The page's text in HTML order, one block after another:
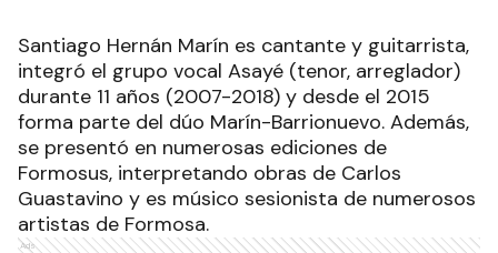
Santiago Hernán Marín es cantante y guitarrista,
integró el grupo vocal Asayé (tenor, arreglador)
durante 11 años (2007-2018) y desde el 2015
forma parte del dúo Marín-Barrionuevo. Además,
se presentó en numerosas ediciones de
Formosus, interpretando obras de Carlos
Guastavino y es músico sesionista de numerosos
artistas de Formosa.
Ads